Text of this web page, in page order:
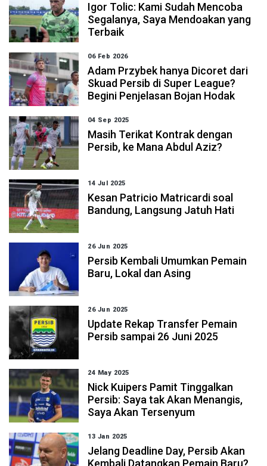
Igor Tolic: Kami Sudah Mencoba
Segalanya, Saya Mendoakan yang
Terbaik
06 Feb 2026
Adam Przybek hanya Dicoret dari
Skuad Persib di Super League?
Begini Penjelasan Bojan Hodak
04 Sep 2025
Masih Terikat Kontrak dengan
Persib, ke Mana Abdul Aziz?
14 Jul 2025
Kesan Patricio Matricardi soal
Bandung, Langsung Jatuh Hati
26 Jun 2025
Persib Kembali Umumkan Pemain
Baru, Lokal dan Asing
26 Jun 2025
Update Rekap Transfer Pemain
Persib sampai 26 Juni 2025
24 May 2025
Nick Kuipers Pamit Tinggalkan
Persib: Saya tak Akan Menangis,
Saya Akan Tersenyum
13 Jan 2025
Jelang Deadline Day, Persib Akan
Kembali Datangkan Pemain Baru?